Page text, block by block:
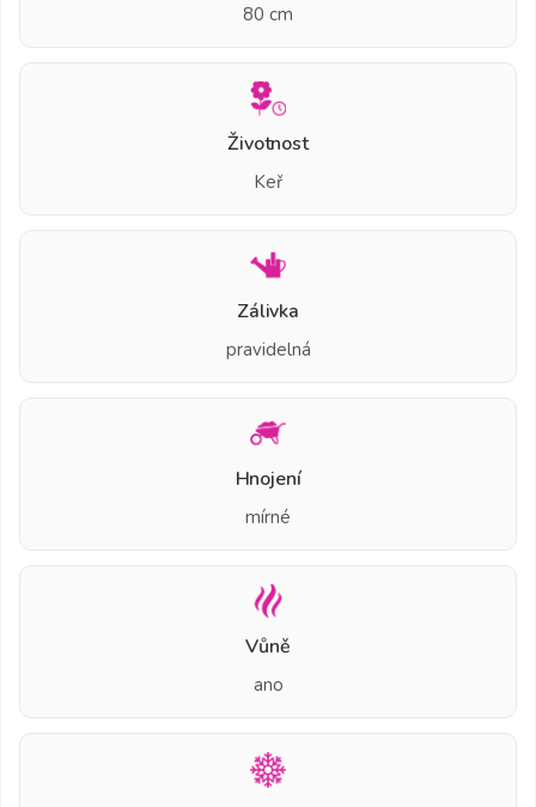
80 cm
Životnost
Keř
Zálivka
pravidelná
Hnojení
mírné
Vůně
ano